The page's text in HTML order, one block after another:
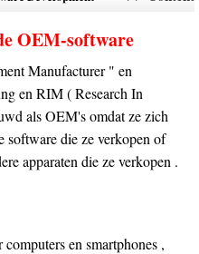
OEM-software
Manufacturer " en
en RIM ( Research In
als OEM's omdat ze zich
software die ze verkopen of
apparaten die ze verkopen .
en smartphones ,